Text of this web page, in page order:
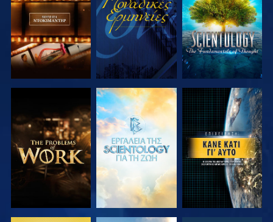
ΤΗ ΣΕΙΡΑ
ΤΗ ΣΕΙΡΑ
ΕΞΕΡΕΥΝΗΣΤΕ
ΤΗ ΣΕΙΡΑ
ΕΞΕΡΕΥΝΗΣΤΕ
ΤΗ ΣΕΙΡΑ
ΠΑΡΑΚΟΛΟΥΘΗΣΤΕ